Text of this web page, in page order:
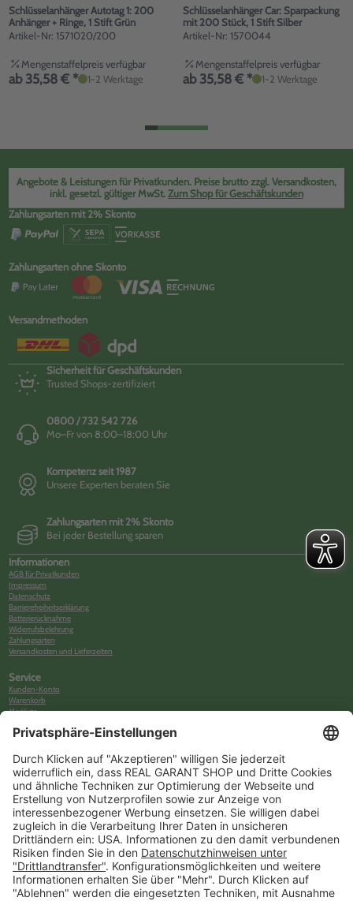
Schlüsselanhänger Autotag 1: 200
Anhänger + Ringe, 1 Stift Grün
Artikel-Nr: 1571020/200
Mengenstaffelpreis verfügbar
ab 35,58 € * 1-2 Werktage
Schlüsselanhänger Car: Sparpackung
mit 200 Stück, 1 Stift Silber
Artikel-Nr: 1570044
Mengenstaffelpreis verfügbar
ab 35,58 € * 1-2 Werktage
Angebote & Leistungen für Privatkunden. Preise brutto zzgl. Versandkosten,
inkl. gesetzl. gültiger MwSt. Zum Shop für Geschäftskunden
Zahlungsarten mit 2% Skonto
Zahlungsarten ohne Skonto
Versandmethoden
Sicherheit für Geschäftskunden
Trusted Shops-zertifiziert
0800 / 732 542 726
Mo–Fr von 8:00–18:00 Uhr
Kompetenz seit 1987
Unsere Experten beraten Sie
Zahlungsarten mit 2% Skonto
Bei jeder Bestellung sparen
Informationen
AGB für Privatkunden
Impressum
Datenschutz
Barrierefreiheitserklärung
Batterierücknahme
Widerrufsbelehrung
Zahlungsarten
Versandkosten und Lieferzeiten
Service
Kunden-Konto
Warenkorb
Merkliste
Newsletter
FAQs
Über uns
Kategorien
Betriebsorganisation (52)
Schlüsselorganisation (140)
Reifenorganisation (35)
Werkstattorganisation (166)
Preisauszeichnung und Preisdisplays (35)
Formulare KFZ und Werkstatt (34)
Kennzeichenhalter (49)
KFZ-Verkauf und KFZ-Präsentation (19)
Aussenwerbung (47)